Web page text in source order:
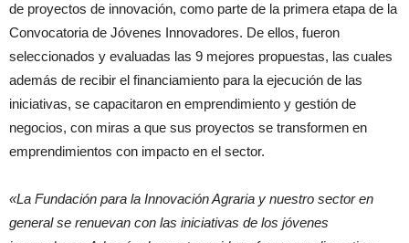
de proyectos de innovación, como parte de la primera etapa de la
Convocatoria de Jóvenes Innovadores. De ellos, fueron
seleccionados y evaluadas las 9 mejores propuestas, las cuales
además de recibir el financiamiento para la ejecución de las
iniciativas, se capacitaron en emprendimiento y gestión de
negocios, con miras a que sus proyectos se transformen en
emprendimientos con impacto en el sector.
«La Fundación para la Innovación Agraria y nuestro sector en
general se renuevan con las iniciativas de los jóvenes